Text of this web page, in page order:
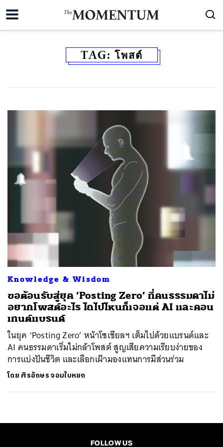
TAG: โพสต์
Knowledge & Wisdom
ขอต้อนรับสู่ยุค ‘Posting Zero’ ที่คนธรรมดาไม่
อยากโพสต์อะไร ไถไปไหนก็เจอแต่ AI และคอน
เทนต์แบรนด์
ในยุค ‘Posting Zero’ หน้าโซเชียลฯ เต็มไปด้วยแบรนด์และ
AI คนธรรมดาเริ่มไม่กล้าโพสต์ สูญเสียความเรียบง่ายของ
การแบ่งปันชีวิต และเลือกเฝ้ามองแทนการมีส่วนร่วม
โดย ศิรอักษร จอมใบหยก
FOLLOW US
ค้นหา
SHARE TWEET LINE EMAIL